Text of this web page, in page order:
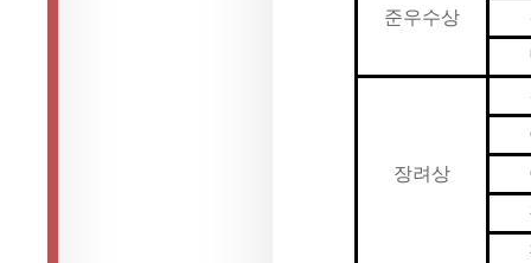
준우수상
장려상